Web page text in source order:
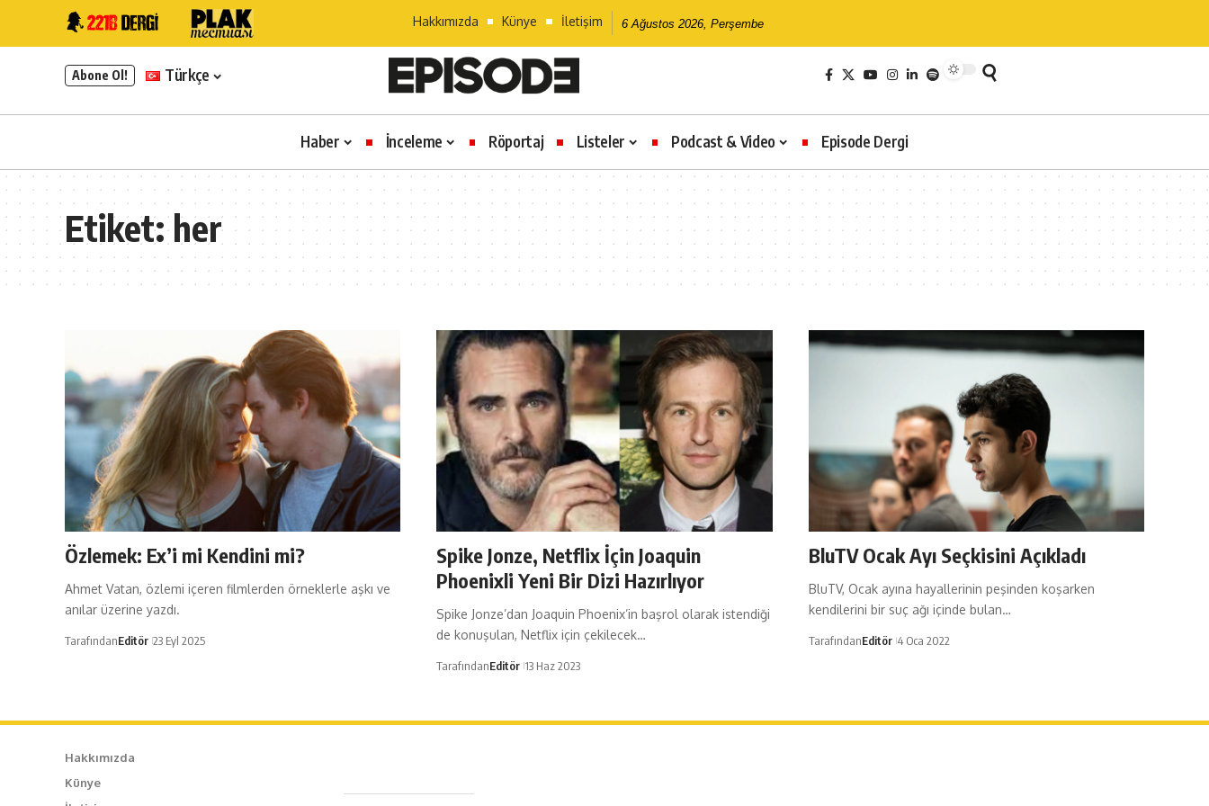
Hakkımızda Künye İletişim 6 Ağustos 2026, Perşembe
Abone Ol! Türkçe
Haber İnceleme Röportaj Listeler Podcast & Video Episode Dergi
Etiket:her
Özlemek: Ex’i mi Kendini mi?
Ahmet Vatan, özlemi içeren filmlerden örneklerle aşkı ve
anılar üzerine yazdı.
TarafındanEditör 23 Eyl 2025
Spike Jonze, Netflix İçin Joaquin
Phoenixli Yeni Bir Dizi Hazırlıyor
Spike Jonze’dan Joaquin Phoenix’in başrol olarak istendiği
de konuşulan, Netflix için çekilecek…
TarafındanEditör 13 Haz 2023
BluTV Ocak Ayı Seçkisini Açıkladı
BluTV, Ocak ayına hayallerinin peşinden koşarken
kendilerini bir suç ağı içinde bulan…
TarafındanEditör 4 Oca 2022
Hakkımızda
Künye
Caferağa Mah. Dr. Şakir Paşa Sok. No3/A Kadıköy İstanbul